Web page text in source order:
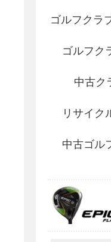
ゴルフクラ
ゴルフク
中古ク
リサイク
中古ゴル